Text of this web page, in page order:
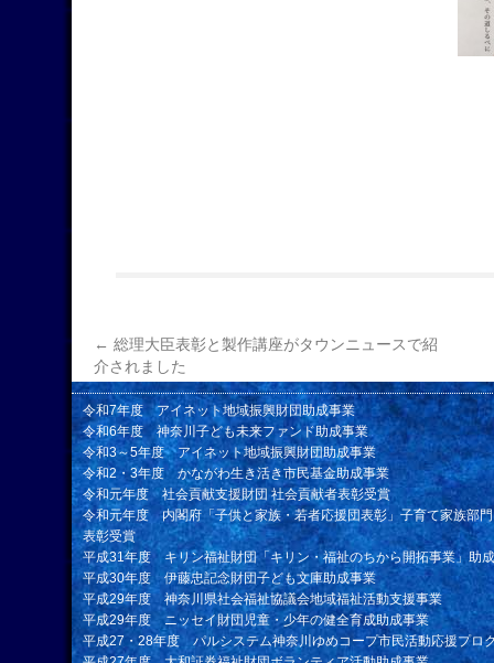
← 総理大臣表彰と製作講座がタウンニュースで紹
介されました
令和7年度 アイネット地域振興財団助成事業
令和6年度 神奈川子ども未来ファンド助成事業
令和3～5年度 アイネット地域振興財団助成事業
令和2・3年度 かながわ生き活き市民基金助成事業
令和元年度 社会貢献支援財団 社会貢献者表彰受賞
令和元年度 内閣府「子供と家族・若者応援団表彰」子育て家族部
表彰受賞
平成31年度 キリン福祉財団「キリン・福祉のちから開拓事業」助
平成30年度 伊藤忠記念財団子ども文庫助成事業
平成29年度 神奈川県社会福祉協議会地域福祉活動支援事業
平成29年度 ニッセイ財団児童・少年の健全育成助成事業
平成27・28年度 パルシステム神奈川ゆめコープ市民活動応援プロ